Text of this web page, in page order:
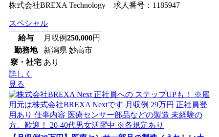
株式会社BREXA Technology 求人番号：1185947
スペシャル
給与
月収例250,000円
勤務地
新潟県 妙高市
寮・社宅 あり
詳しく
見る